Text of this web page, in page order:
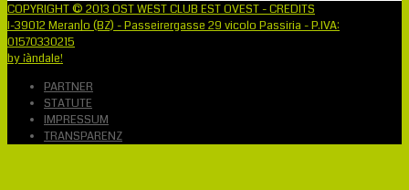
COPYRIGHT © 2013 OST WEST CLUB EST OVEST - CREDITS
I-39012 Meran|o (BZ) - Passeirergasse 29 vicolo Passiria - P.IVA:
01570330215
by ¡àndale!
PARTNER
STATUTE
IMPRESSUM
TRANSPARENZ